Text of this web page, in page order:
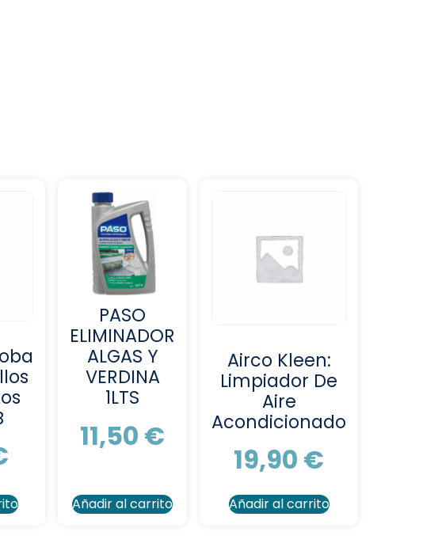
PASO
ELIMINADOR
ALGAS Y
VERDINA
1LTS
11,50 €
Añadir al carrito
Airco Kleen:
Limpiador De
Aire
Acondicionado
19,90 €
Añadir al carrito